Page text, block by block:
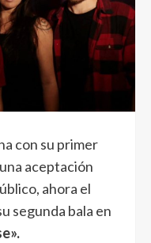
con su primer
aceptación
ahora el
segunda bala en